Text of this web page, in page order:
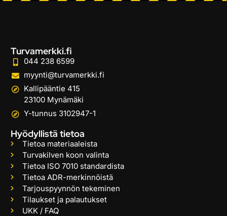
Turvamerkki.fi
044 238 6599
myynti@turvamerkki.fi
Kallipääntie 415
23100 Mynämäki
Y-tunnus 3102947-1
Hyödyllistä tietoa
Tietoa materiaaleista
Turvakilven koon valinta
Tietoa ISO 7010 standardista
Tietoa ADR-merkinnöistä
Tarjouspyynnön tekeminen
Tilaukset ja palautukset
UKK / FAQ